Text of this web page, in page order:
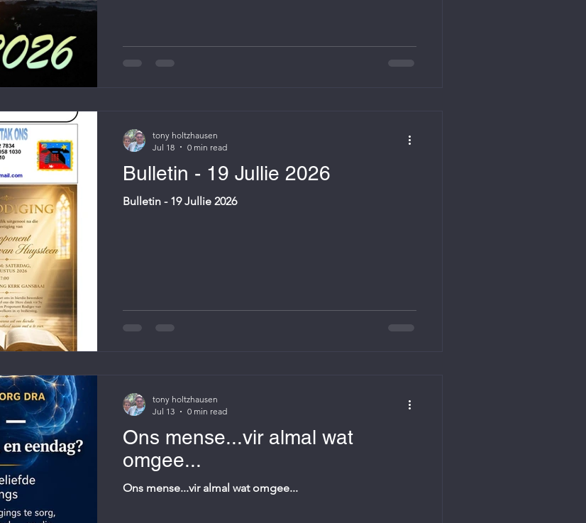
Bulletin - 19 Jullie 2026
Bulletin - 19 Jullie 2026
tony holtzhausen
Jul 18
0 min read
Ons mense...vir almal wat
omgee...
Ons mense...vir almal wat omgee...
tony holtzhausen
Jul 13
0 min read